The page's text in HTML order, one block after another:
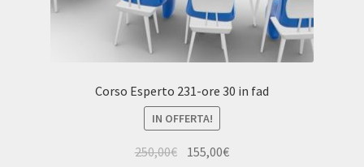
Corso Esperto 231-ore 30 in fad
IN OFFERTA!
250,00€ 155,00€Il